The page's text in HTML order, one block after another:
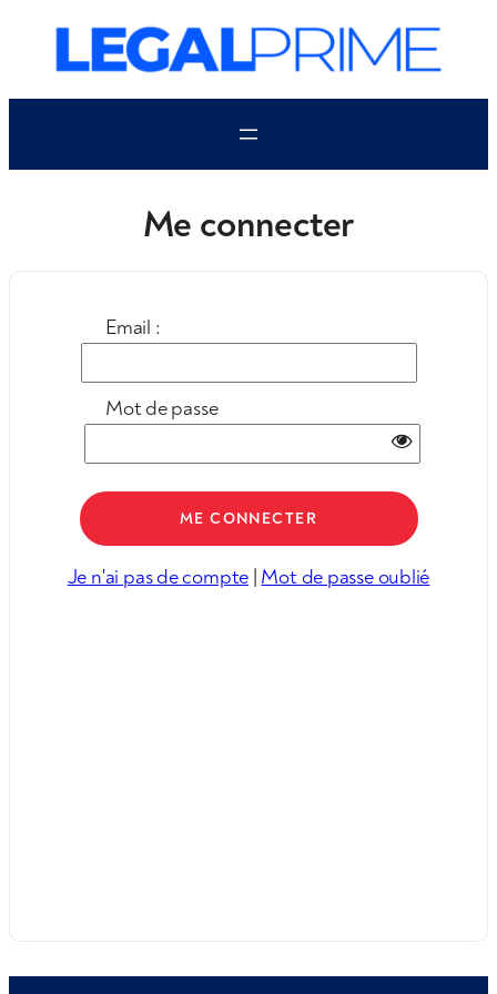
contenu
Me connecter
Email :
Mot de passe
Je n'ai pas de compte | Mot de passe oublié